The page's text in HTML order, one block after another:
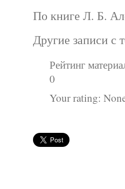
По книге Л. Б.
Другие записи с
Рейтинг
0
Your rating: